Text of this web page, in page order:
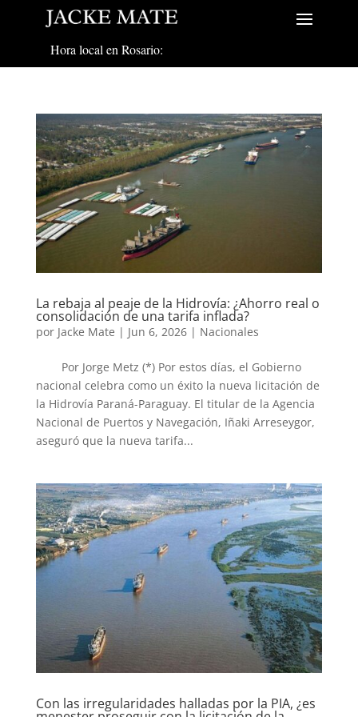
Hora local en Rosario:
La rebaja al peaje de la Hidrovía: ¿Ahorro real o
consolidación de una tarifa inflada?
por Jacke Mate | Jun 6, 2026| Nacionales
Por Jorge Metz (*) Por estos días, el Gobierno
nacional celebra como un éxito la nueva licitación de
la Hidrovía Paraná-Paraguay. El titular de la Agencia
Nacional de Puertos y Navegación, Iñaki Arreseygor,
aseguró que la nueva tarifa...
Con las irregularidades halladas por la PIA, ¿es